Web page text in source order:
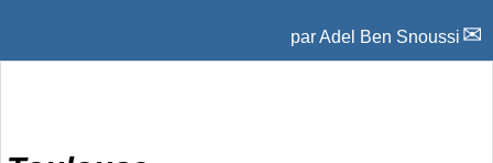
parAdel Ben Snoussi